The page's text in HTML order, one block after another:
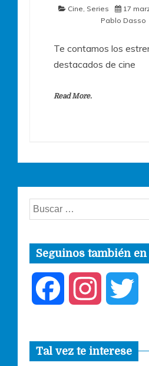
Cine Series 17
Pablo Dasso
Te contamos los
destacados de cine
Read More.
Buscar:
Seguinos también en
c s i
Tal vez te interese